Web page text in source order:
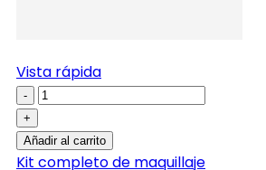
Vista rápida
-
+
Añadir al carrito
Kit completo de maquillaje